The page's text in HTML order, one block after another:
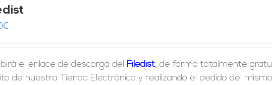
€
el enlace de descarga del Filedist, de forma totalmente
de nuestra Tienda Electrónica y realizando el pedido del